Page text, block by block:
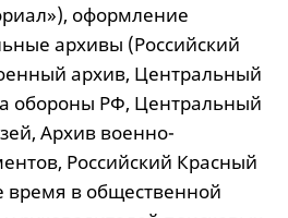
оформление
архивы (Российский
архив, Центральный
обороны РФ, Центральный
Архив военно-
Российский Красный
время в общественной